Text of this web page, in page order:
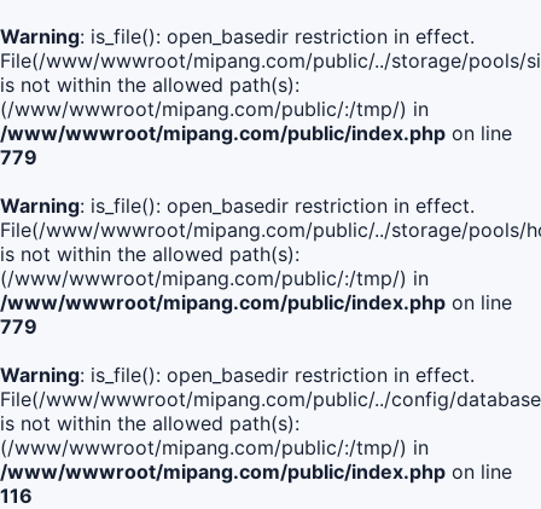
Warning: is_file(): open_basedir restriction in effect.
File(/www/wwwroot/mipang.com/public/../storage/pools/
is not within the allowed path(s):
(/www/wwwroot/mipang.com/public/:/tmp/) in
/www/wwwroot/mipang.com/public/index.php on line
779
Warning: is_file(): open_basedir restriction in effect.
File(/www/wwwroot/mipang.com/public/../storage/pools/
is not within the allowed path(s):
(/www/wwwroot/mipang.com/public/:/tmp/) in
/www/wwwroot/mipang.com/public/index.php on line
779
Warning: is_file(): open_basedir restriction in effect.
File(/www/wwwroot/mipang.com/public/../config/
is not within the allowed path(s):
(/www/wwwroot/mipang.com/public/:/tmp/) in
/www/wwwroot/mipang.com/public/index.php on line
116